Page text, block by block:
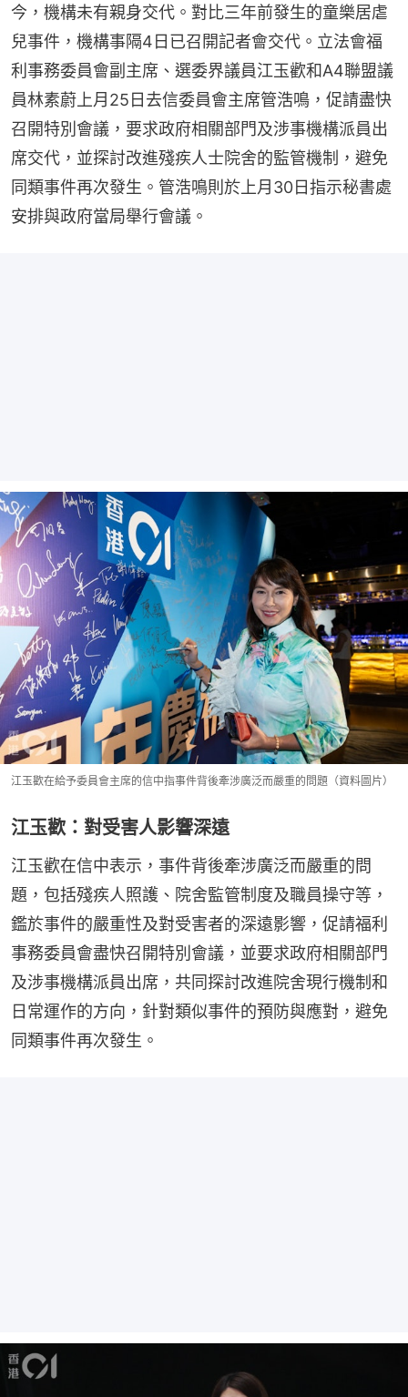
今，機構未有親身交代。對比三年前發生的童樂居虐
兒事件，機構事隔4日已召開記者會交代。立法會福
利事務委員會副主席、選委界議員江玉歡和A4聯盟議
員林素蔚上月25日去信委員會主席管浩鳴，促請盡快
召開特別會議，要求政府相關部門及涉事機構派員出
席交代，並探討改進殘疾人士院舍的監管機制，避免
同類事件再次發生。管浩鳴則於上月30日指示秘書處
安排與政府當局舉行會議。
江玉歡在給予委員會主席的信中指事件背後牽涉廣泛而嚴重的問題（資料圖片）
江玉歡：對受害人影響深遠
江玉歡在信中表示，事件背後牽涉廣泛而嚴重的問
題，包括殘疾人照護、院舍監管制度及職員操守等，
鑑於事件的嚴重性及對受害者的深遠影響，促請福利
事務委員會盡快召開特別會議，並要求政府相關部門
及涉事機構派員出席，共同探討改進院舍現行機制和
日常運作的方向，針對類似事件的預防與應對，避免
同類事件再次發生。